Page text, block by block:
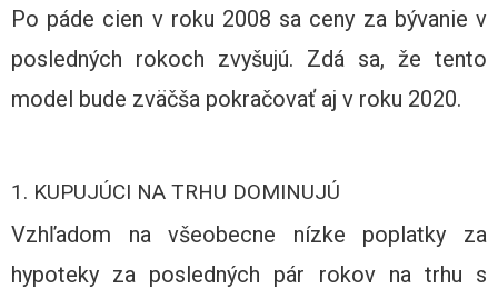
Po páde cien v roku 2008 sa ceny za bývanie v
posledných rokoch zvyšujú. Zdá sa, že tento
model bude zväčša pokračovať aj v roku 2020.
1. KUPUJÚCI NA TRHU DOMINUJÚ
Vzhľadom na všeobecne nízke poplatky za
hypoteky za posledných pár rokov na trhu s